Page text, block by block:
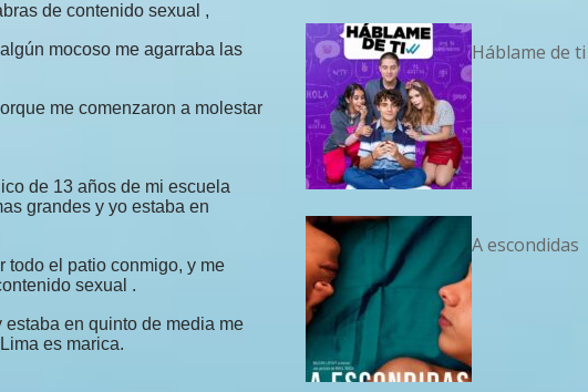
de contenido sexual ,
mocoso me agarraba las
me comenzaron a molestar
de 13 años de mi escuela
grandes y yo estaba en
todo el patio conmigo, y me
sexual .
en quinto de media me
es marica.
Háblame de ti
A escondidas